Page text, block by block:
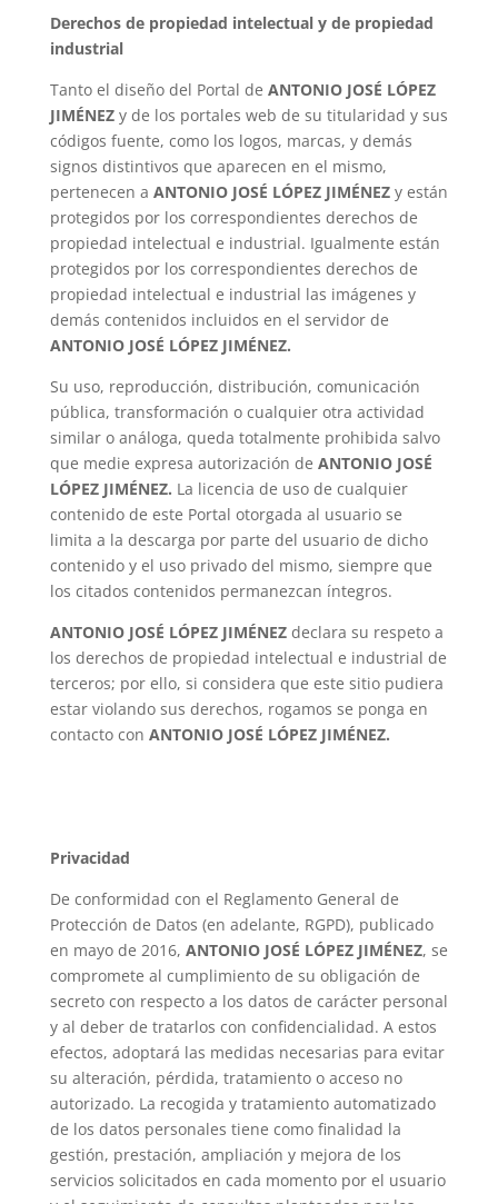
Derechos de propiedad intelectual y de propiedad
industrial
Tanto el diseño del Portal de ANTONIO JOSÉ LÓPEZ
JIMÉNEZ y de los portales web de su titularidad y sus
códigos fuente, como los logos, marcas, y demás
signos distintivos que aparecen en el mismo,
pertenecen a ANTONIO JOSÉ LÓPEZ JIMÉNEZ y están
protegidos por los correspondientes derechos de
propiedad intelectual e industrial. Igualmente están
protegidos por los correspondientes derechos de
propiedad intelectual e industrial las imágenes y
demás contenidos incluidos en el servidor de
ANTONIO JOSÉ LÓPEZ JIMÉNEZ.
Su uso, reproducción, distribución, comunicación
pública, transformación o cualquier otra actividad
similar o análoga, queda totalmente prohibida salvo
que medie expresa autorización de ANTONIO JOSÉ
LÓPEZ JIMÉNEZ. La licencia de uso de cualquier
contenido de este Portal otorgada al usuario se
limita a la descarga por parte del usuario de dicho
contenido y el uso privado del mismo, siempre que
los citados contenidos permanezcan íntegros.
ANTONIO JOSÉ LÓPEZ JIMÉNEZ declara su respeto a
los derechos de propiedad intelectual e industrial de
terceros; por ello, si considera que este sitio pudiera
estar violando sus derechos, rogamos se ponga en
contacto con ANTONIO JOSÉ LÓPEZ JIMÉNEZ.
Privacidad
De conformidad con el Reglamento General de
Protección de Datos (en adelante, RGPD), publicado
en mayo de 2016, ANTONIO JOSÉ LÓPEZ JIMÉNEZ, se
compromete al cumplimiento de su obligación de
secreto con respecto a los datos de carácter personal
y al deber de tratarlos con confidencialidad. A estos
efectos, adoptará las medidas necesarias para evitar
su alteración, pérdida, tratamiento o acceso no
autorizado. La recogida y tratamiento automatizado
de los datos personales tiene como finalidad la
gestión, prestación, ampliación y mejora de los
servicios solicitados en cada momento por el usuario